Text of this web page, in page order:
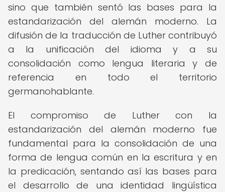
sino que también sentó las bases para la
estandarización del alemán moderno. La
difusión de la traducción de Luther contribuyó
a la unificación del idioma y a su
consolidación como lengua literaria y de
referencia en todo el territorio
germanohablante.
El compromiso de Luther con la
estandarización del alemán moderno fue
fundamental para la consolidación de una
forma de lengua común en la escritura y en
la predicación, sentando así las bases para
el desarrollo de una identidad lingüística